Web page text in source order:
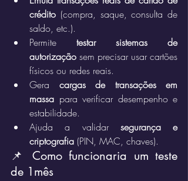
crédito (compra, saque, consulta de
saldo, etc.).
Permite testar sistemas de
autorização sem precisar usar cartões
físicos ou redes reais.
Gera cargas de transações em
massa para verificar desempenho e
estabilidade.
Ajuda a validar segurança e
criptografia (PIN, MAC, chaves).
📌 Como funcionaria um teste
de 1mês